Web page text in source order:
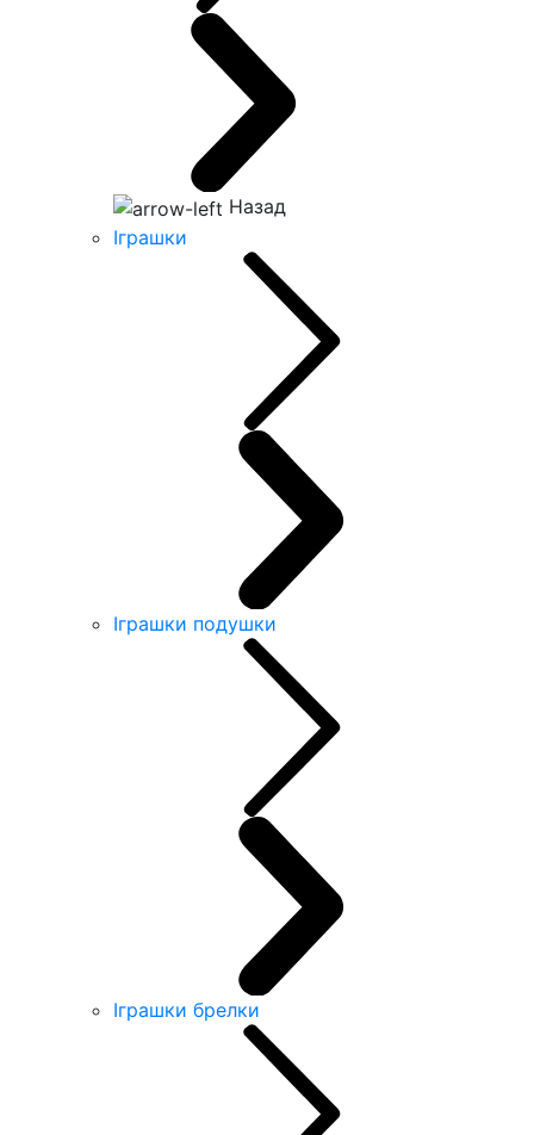
Назад
Іграшки
Іграшки подушки
Іграшки брелки